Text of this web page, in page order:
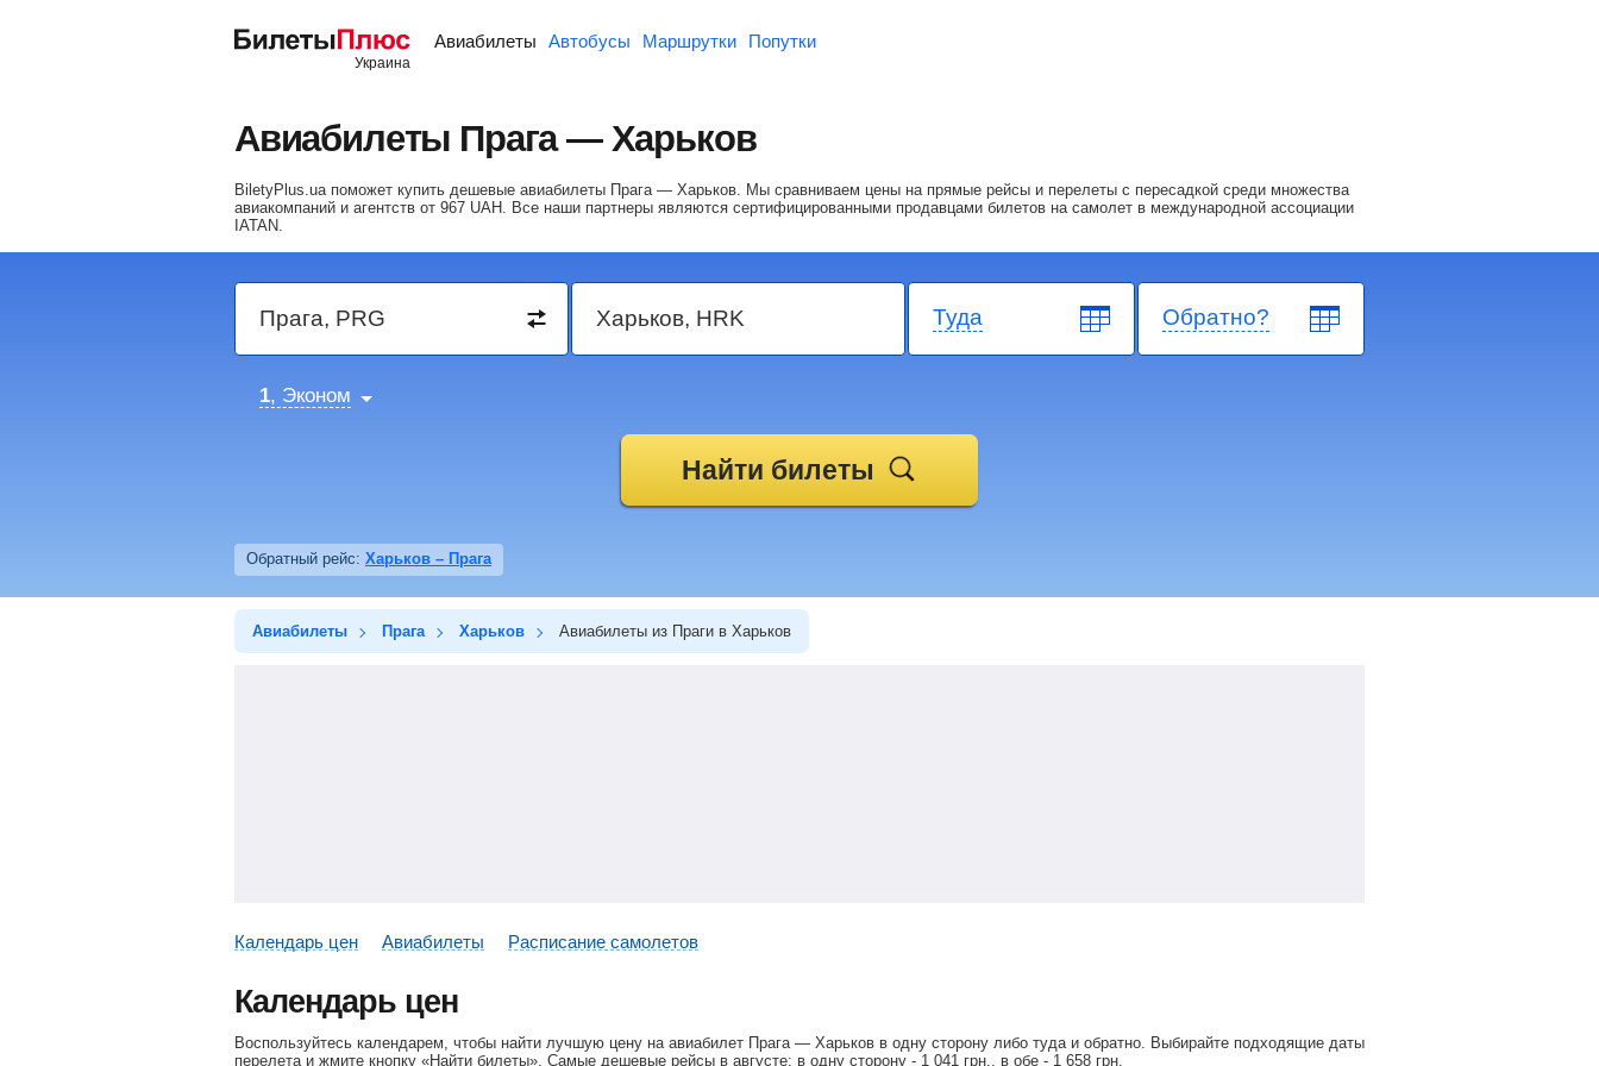
Авиабилеты Автобусы Маршрутки Попутки
Авиабилеты Прага — Харьков
BiletyPlus.ua поможет купить дешевые авиабилеты Прага — Харьков. Мы сравниваем цены на прямые рейсы и перелеты с пересадкой среди множества
авиакомпаний и агентств от 967 UAH . Все наши партнеры являются сертифицированными продавцами билетов на самолет в международной ассоциации
IATAN.
Туда Обратно?
1, Эконом
Найти билеты
Обратный рейс: Харьков – Прага
Авиабилеты Прага Харьков Авиабилеты из Праги в Харьков
Календарь цен Авиабилеты Расписание самолетов
Календарь цен
Воспользуйтесь календарем, чтобы найти лучшую цену на авиабилет Прага — Харьков в одну сторону либо туда и обратно. Выбирайте подходящие даты
перелета и жмите кнопку «Найти билеты». Самые дешевые рейсы в августе: в одну сторону - 1 041 грн., в обе - 1 658 грн.